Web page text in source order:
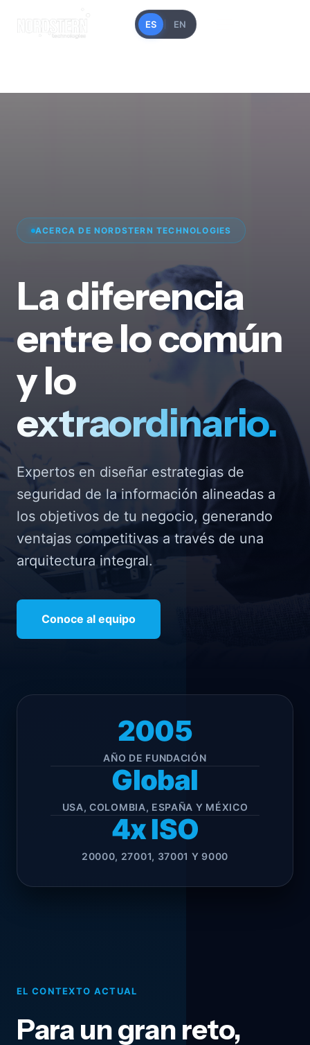
ES EN
ACERCA DE NORDSTERN TECHNOLOGIES
La diferencia
entre lo común
y lo
extraordinario.
Expertos en diseñar estrategias de
seguridad de la información alineadas a
los objetivos de tu negocio, generando
ventajas competitivas a través de una
arquitectura integral.
Conoce al equipo
2005
AÑO DE FUNDACIÓN
Global
USA, COLOMBIA, ESPAÑA Y MÉXICO
4x ISO
20000, 27001, 37001 Y 9000
EL CONTEXTO ACTUAL
Para un gran reto,